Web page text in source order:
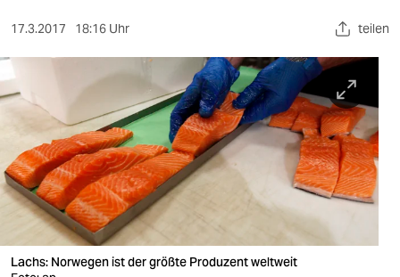
sport
berlin
nord
wahrheit
verlag
verlag
17.3.2017 18:16 Uhr teilen
Lachs: Norwegen ist der größte Produzent weltweit